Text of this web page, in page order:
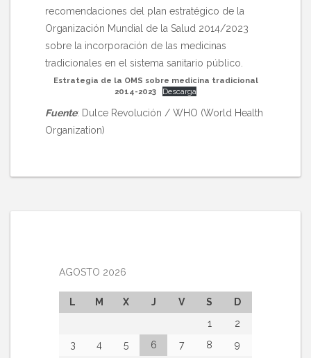
recomendaciones del plan estratégico de la
Organización Mundial de la Salud 2014/2023
sobre la incorporación de las medicinas
tradicionales en el sistema sanitario público
Estrategia de la OMS sobre medicina tradicional
2014-2023
Descarga
Fuente: Dulce Revolución / WHO (World Health
Organization)
AGOSTO 2026
L M X J V S
D
1
2
3
4 5 6 7 8
9